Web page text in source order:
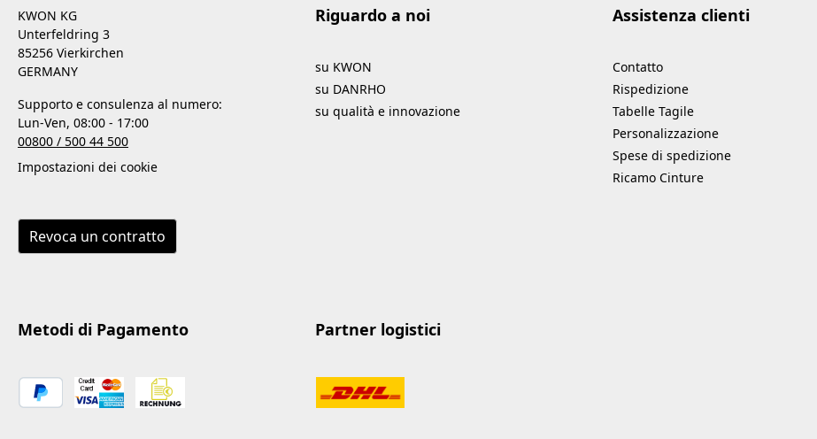
KWON KG
Unterfeldring 3
85256 Vierkirchen
GERMANY
Supporto e consulenza al numero:
Lun-Ven, 08:00 - 17:00
00800 / 500 44 500
Impostazioni dei cookie
Revoca un contratto
Riguardo a noi
su KWON
su DANRHO
su qualità e innovazione
Assistenza clienti
Contatto
Rispedizione
Tabelle Tagile
Personalizzazione
Spese di spedizione
Ricamo Cinture
Metodi di Pagamento Partner logistici